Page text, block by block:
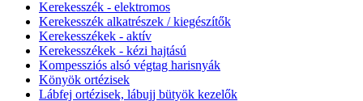
Kerekesszék - elektromos
Kerekesszék alkatrészek / kiegészítők
Kerekesszékek - aktív
Kerekesszékek - kézi hajtású
Kompessziós alsó végtag harisnyák
Könyök ortézisek
Lábfej ortézisek, lábujj bütyök kezelők